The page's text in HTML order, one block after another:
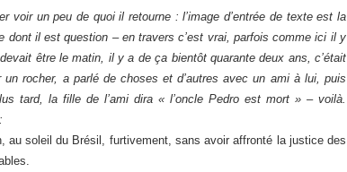
voir un peu de quoi il retourne : l’image d’entrée de texte est la
dont il est question – en travers c’est vrai, parfois comme ici il y
être le matin, il y a de ça bientôt quarante deux ans, c’était
rocher, a parlé de choses et d’autres avec un ami à lui, puis
tard, la fille de l’ami dira « l’oncle Pedro est mort » – voilà.
au soleil du Brésil, furtivement, sans avoir affronté la justice des